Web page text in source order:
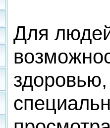
Для